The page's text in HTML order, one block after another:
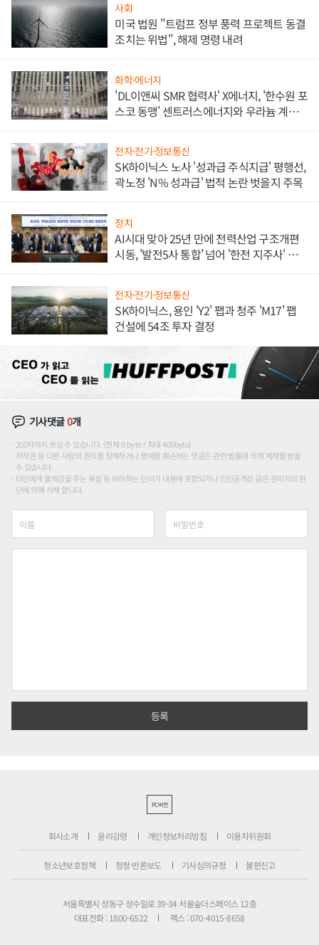
사회
미국 법원 "트럼프 정부 풍력 프로젝트 동결
조치는 위법", 해제 명령 내려
화학·에너지
'DL이앤씨 SMR 협력사' X에너지, '한수원 포
스코 동맹' 센트러스에너지와 우라늄 계약
전자·전기·정보통신
SK하이닉스 노사 '성과급 주식지급' 평행선,
곽노정 'N% 성과급' 법적 논란 벗을지 주목
정치
AI시대 맞아 25년 만에 전력산업 구조개편
시동, '발전5사 통합' 넘어 '한전 지주사' 재편
전자·전기·정보통신
SK하이닉스, 용인 'Y2' 팹과 청주 'M17' 팹
건설에 54조 투자 결정
기사댓글0개
200자까지 쓰실 수 있습니다. (현재 0 byte / 최대 400byte)
저작권 등 다른 사람의 권리를 침해하거나 명예를 훼손하는 댓글은 관련 법률에 의해 제재를 받을
수 있습니다.
타인에게 불쾌감을 주는 욕설 등 비하하는 단어가 내용에 포함되거나 인신공격성 글은 관리자의 판
단에 의해 삭제 합니다.
PC버전
회사소개 윤리강령 개인정보처리방침 이용자위원회
청소년보호정책 정정·반론보도 기사심의규정 불편신고
서울특별시 성동구 성수일로 39-34 서울숲더스페이스 12층
대표전화 : 1800-6522
팩스 : 070-4015-8658